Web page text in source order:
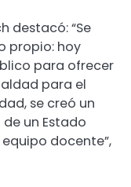
destacó: “Se
propio: hoy
para ofrecer
para el
se creó un
un Estado
docente”,